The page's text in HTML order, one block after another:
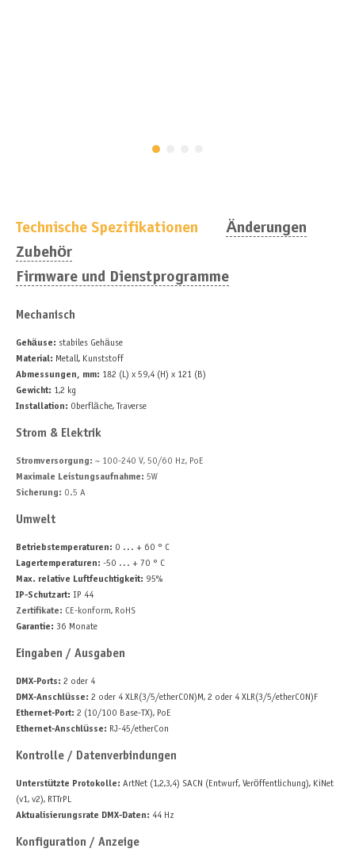
Technische Spezifikationen
Änderungen
Zubehör
Firmware und Dienstprogramme
Mechanisch
Gehäuse: stabiles Gehäuse
Material: Metall, Kunststoff
Abmessungen, mm: 182 (L) x 59,4 (H) x 121 (B)
Gewicht: 1,2 kg
Installation: Oberfläche, Traverse
Strom & Elektrik
Stromversorgung: ~ 100-240 V, 50/60 Hz, PoE
Maximale Leistungsaufnahme: 5W
Sicherung: 0.5 A
Umwelt
Betriebstemperaturen: 0 ... + 60 ° C
Lagertemperaturen: -50 ... + 70 ° C
Max. relative Luftfeuchtigkeit: 95%
IP-Schutzart: IP 44
Zertifikate: CE-konform, RoHS
Garantie: 36 Monate
Eingaben / Ausgaben
DMX-Ports: 2 oder 4
DMX-Anschlüsse: 2 oder 4 XLR(3/5/etherCON)M, 2 oder 4 XLR(3/5/etherCON)F
Ethernet-Port: 2 (10/100 Base-TX), PoE
Ethernet-Anschlüsse: RJ-45/etherCon
Kontrolle / Datenverbindungen
Unterstützte Protokolle: ArtNet (1,2,3,4) SACN (Entwurf, Veröffentlichung), KiNet
(v1, v2), RTTrPL
Aktualisierungsrate DMX-Daten: 44 Hz
Konfiguration / Anzeige